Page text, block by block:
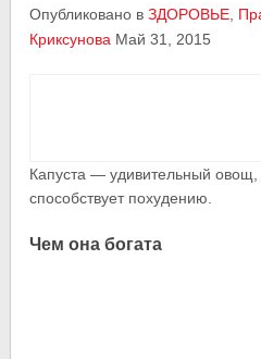
Опубликовано вЗДОРОВЬЕ
Криксунова Май 31, 2015
Капуста — удивительный
способствует похудению.
Чем она богата